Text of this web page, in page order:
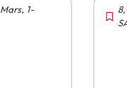
Mars, 1-
8,